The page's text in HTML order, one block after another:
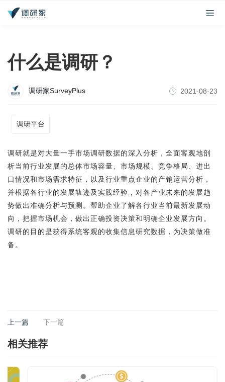
什么是调研？
调研家SurveyPlus 2021-08-23
调研平台
调研就是对大量一手市场调研数据的深入分析，全面客观地剖
析当前行业发展的总体市场容量 市场规模 竞争格局
进出
口情况和市场需求特征，以及行业重点企业的产销运营分析，
并根据各行业的发展轨迹及实践经验，对各产业未来的发展趋
势做出准确分析与预测。帮助企业了解各行业当前最新发展动
向，把握市场机会，做出正确投资决策和明确企业发展方向。
调研的目的是获得系统客观的收集信息研究数据，为决策做准
备。
上一篇 下一篇
相关推荐